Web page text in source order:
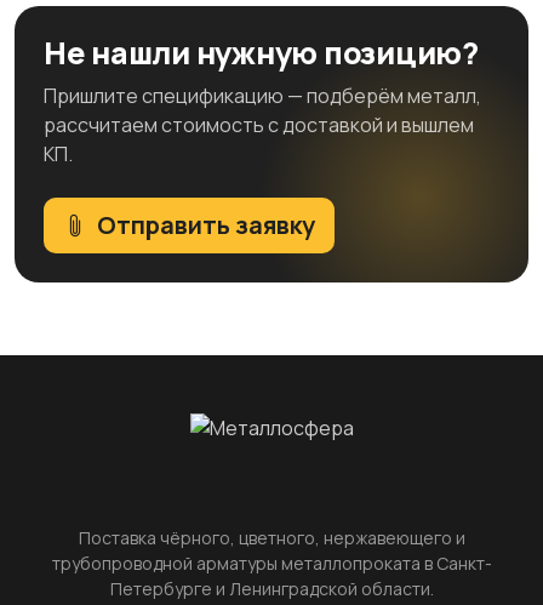
Не нашли нужную позицию?
Пришлите спецификацию — подберём металл,
рассчитаем стоимость с доставкой и вышлем
КП.
Отправить заявку
Поставка чёрного, цветного, нержавеющего и
трубопроводной арматуры металлопроката в Санкт-
Петербурге и Ленинградской области.